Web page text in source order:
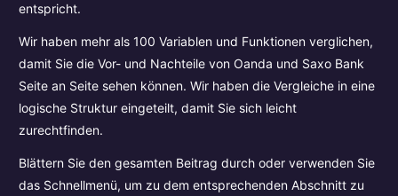
entspricht.
Wir haben mehr als 100 Variablen und Funktionen verglichen,
damit Sie die Vor- und Nachteile von Oanda und Saxo Bank
Seite an Seite sehen können. Wir haben die Vergleiche in eine
logische Struktur eingeteilt, damit Sie sich leicht
zurechtfinden.
Blättern Sie den gesamten Beitrag durch oder verwenden Sie
das Schnellmenü, um zu dem entsprechenden Abschnitt zu